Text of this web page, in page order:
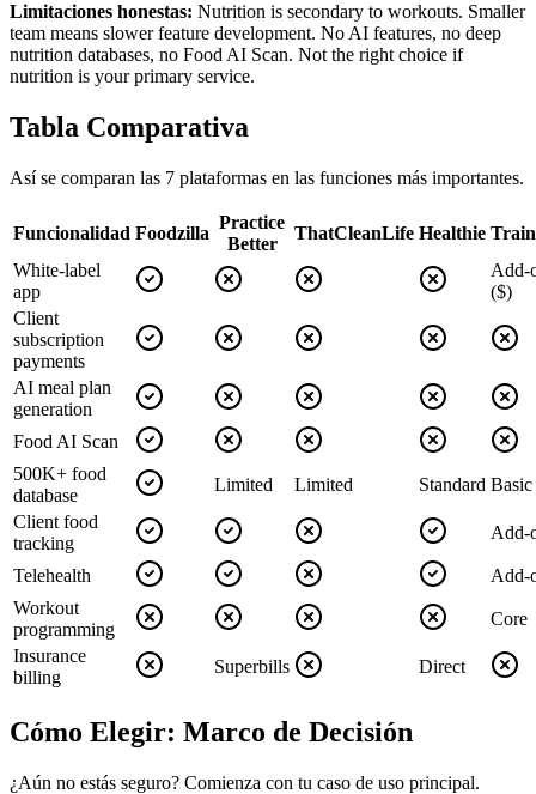
Limitaciones honestas: Nutrition is secondary to workouts. Smaller
team means slower feature development. No AI features, no deep
nutrition databases, no Food AI Scan. Not the right choice if
nutrition is your primary service.
Tabla Comparativa
Así se comparan las 7 plataformas en las funciones más importantes.
Funcionalidad Foodzilla
Practice
Better
ThatCleanLife Healthie
White-label
app
Add-
($)
Client
subscription
payments
AI meal plan
generation
Food AI Scan
500K+ food
database
Limited Limited Standard Basic
Client food
tracking
Add-
Telehealth
Add-
Workout
programming
Core
Insurance
billing
Superbills Direct
Cómo Elegir: Marco de Decisión
¿Aún no estás seguro? Comienza con tu caso de uso principal.